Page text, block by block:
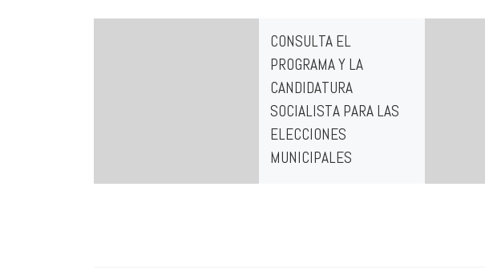
CONSULTA EL
PROGRAMA Y LA
CANDIDATURA
SOCIALISTA PARA LAS
ELECCIONES
MUNICIPALES